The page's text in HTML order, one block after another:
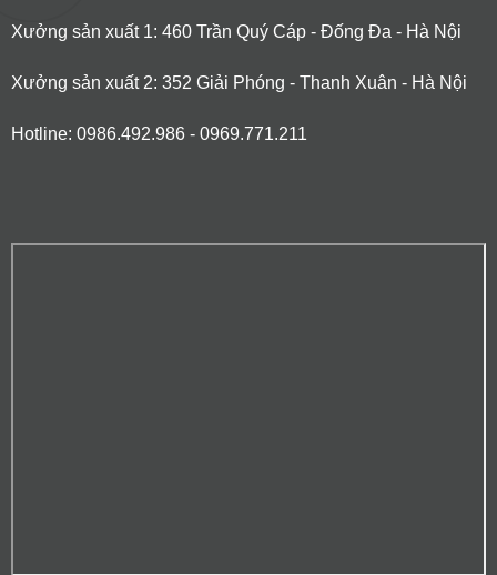
Xưởng sản xuất 1: 460 Trần Quý Cáp - Đống Đa - Hà Nội
Xưởng sản xuất 2: 352 Giải Phóng - Thanh Xuân - Hà Nội
Hotline: 0986.492.986 - 0969.771.211